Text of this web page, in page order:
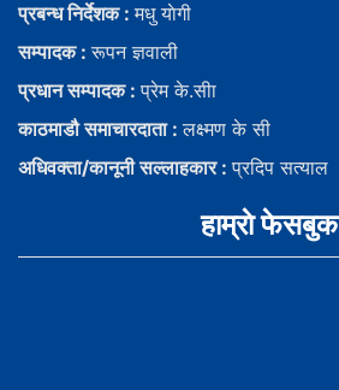
प्रबन्ध निर्देशक :मधु याेगी
सम्पादक :रूपन ज्ञवाली
प्रधान सम्पादक :प्रेम के.सीा
काठमाडौ समाचारदाता :लक्ष्मण के सी
अधिवक्ता/कानूनी सल्लाहकार :प्रदिप सत्याल
हाम्राे फेसबुक